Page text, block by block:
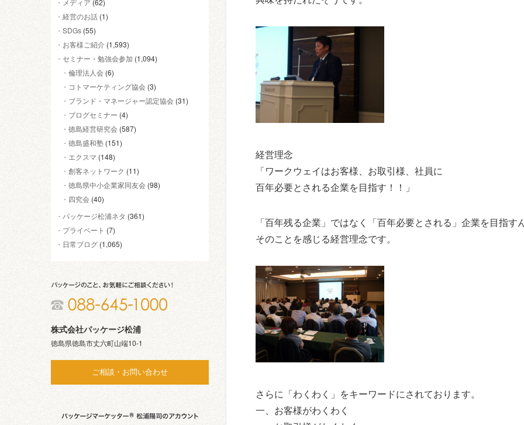
メディア (62)
経営のお話 (1)
SDGs (55)
お客様ご紹介 (1,593)
セミナー・勉強会参加 (1,094)
倫理法人会 (6)
コトマーケティング協会 (3)
ブランド・マネージャー認定協会 (31)
ブログセミナー (4)
徳島経営研究会 (587)
徳島盛和塾 (151)
エクスマ (148)
創客ネットワーク (11)
徳島県中小企業家同友会 (98)
四究会 (40)
パッケージ松浦ネタ (361)
プライベート (7)
日常ブログ (1,065)
株式会社パッケージ松浦
徳島県徳島市丈六町山端10-1
ご相談・お問い合わせ
経営理念
「ワークウェイはお客様、お取引様、社員に
百年必要とされる企業を目指す！！」
「百年残る企業」ではなく「百年必要とされる」企業を目指す
そのことを感じる経営理念です。
さらに「わくわく」をキーワードにされております。
一、お客様がわくわく